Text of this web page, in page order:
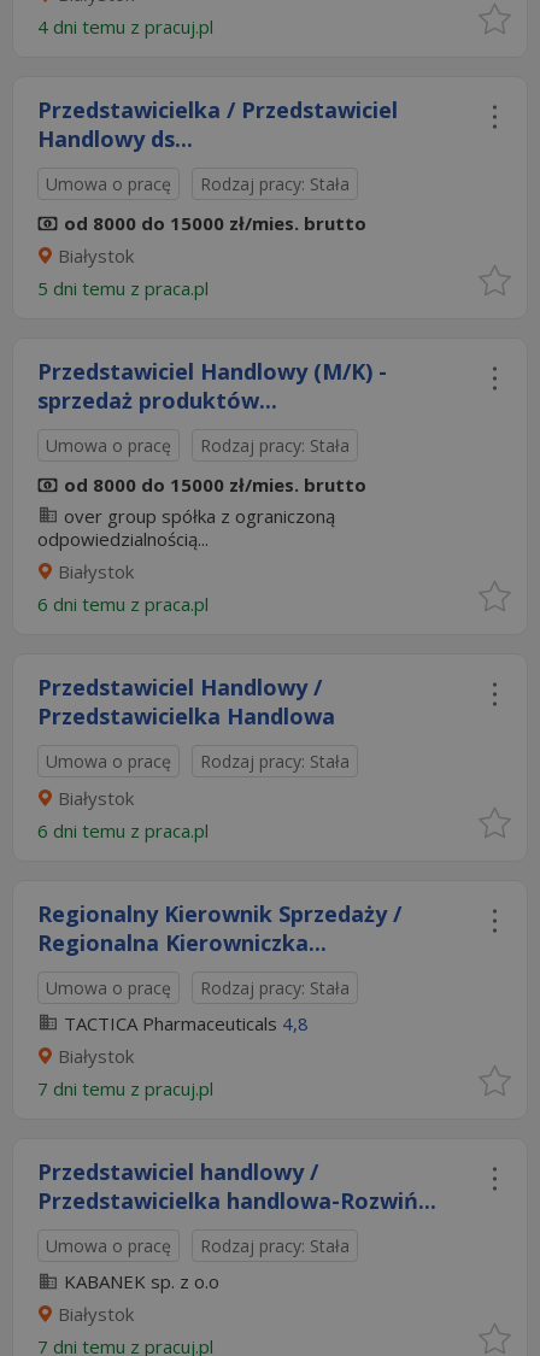
4 dni temu z pracuj.pl
Przedstawicielka / Przedstawiciel
Handlowy ds...
Umowa o pracę Rodzaj pracy: Stała
od 8000 do 15000 zł/mies. brutto
Białystok
5 dni temu z praca.pl
Przedstawiciel Handlowy (M/K) -
sprzedaż produktów...
Umowa o pracę Rodzaj pracy: Stała
od 8000 do 15000 zł/mies. brutto
over group spółka z ograniczoną
odpowiedzialnością...
Białystok
6 dni temu z praca.pl
Przedstawiciel Handlowy /
Przedstawicielka Handlowa
Umowa o pracę Rodzaj pracy: Stała
Białystok
6 dni temu z praca.pl
Regionalny Kierownik Sprzedaży /
Regionalna Kierowniczka...
Umowa o pracę Rodzaj pracy: Stała
TACTICA Pharmaceuticals 4,8
Białystok
7 dni temu z pracuj.pl
Przedstawiciel handlowy /
Przedstawicielka handlowa-Rozwiń...
Umowa o pracę Rodzaj pracy: Stała
KABANEK sp. z o.o
Białystok
7 dni temu z pracuj.pl